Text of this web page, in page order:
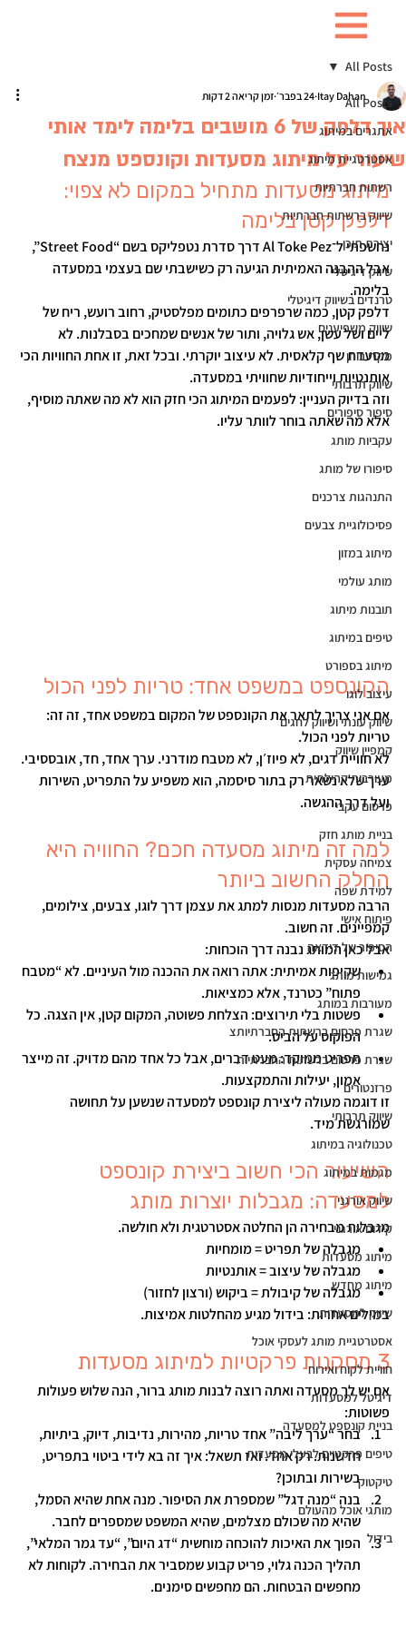
All Posts
אתגרים במיתוג
אסטרטגיית מיתוג
רשתות חברתיות
שיווק ברשתות חברתיות
יצירת תוכן
שיווק דיגיטלי
טרנדים בשיווק דיגיטלי
שיווק משפיענים
מקרי בוחן
שיווק תרבותי
סיפור סיפורים
עקביות מותג
סיפורו של מותג
התנהגות צרכנים
פסיכולוגיית צבעים
מיתוג במזון
מותג עולמי
תובנות מיתוג
טיפים במיתוג
מיתוג בספורט
עיצוב לוגו
שיווק עונתי ושיווק לחגים
קמפיין שיווק
מעורבות קהילתית
פרסום עקבי
בניית מותג חזק
צמיחה עסקית
למידת שפה
פיתוח אישי
הסיפור של דידאה
גמישות מותג
מעורבות במותג
שגרת פרסום ברשתות החברתיותצ
שגרת פרסום ברשתות החברתיות
פרזנטורים
שיווק תרבותי
טכנולוגיה במיתוג
מגמות במיתוג
שיווק אורגני
קידום אורגני
מיתוג מסעדות
מיתוג מחדש
שיווק למסעדות
אסטרטגיית מותג לעסקי אוכל
חוויית לקוח ואירוח
דיגיטל למסעדות
בניית קונספט למסעדה
טיפים פרקטיים לבעלי מסעדות
טיקטוק
מותגי אוכל מהעולם
בידול
All Posts
איך דלפק של 6 מושבים בלימה לימד אותי
שיעור על מיתוג מסעדות וקונספט מנצח
Itay Dahan 24 בפבר׳ זמן קריאה 2 דקות
מיתוג מסעדות מתחיל במקום לא צפוי:
דלפק קטן בלימה
נחשפתי ל־Al Toke Pez
דרך סדרת נטפליקס בשם “Street Food”,
אבל ההבנה האמיתית הגיעה רק כשישבתי שם בעצמי במסעדה
בלימה.
דלפק קטן, כמה שרפרפים כתומים מפלסטיק, רחוב רועש, ריח של
ליים ושל עשן, אש גלויה, ותור של אנשים שמחכים בסבלנות. לא
מסעדת שף קלאסית. לא עיצוב יוקרתי. ובכל זאת, זו אחת החוויות הכי
אותנטיות וייחודיות שחוויתי במסעדה.
וזה בדיוק העניין: לפעמים המיתוג הכי חזק הוא לא מה שאתה מוסיף,
אלא מה שאתה בוחר לוותר עליו.
הקונספט במשפט אחד: טריות לפני הכול
אם אני צריך לתאר את הקונספט של המקום במשפט אחד, זה זה:
טריות לפני הכול.
לא חוויית דגים, לא פיוז׳ן, לא מטבח מודרני. ערך אחד, חד, אובססיבי.
ערך שלא נשאר רק בתור סיסמה, הוא משפיע על התפריט, השירות
ועל דרך ההגשה.
למה זה מיתוג מסעדה חכם? החוויה היא
החלק החשוב ביותר
הרבה מסעדות מנסות למתג את עצמן דרך לוגו, צבעים, צילומים,
קמפיינים. זה חשוב.
אבל כאן המותג נבנה דרך הוכחות:
שקיפות אמיתית: אתה רואה את ההכנה מול העיניים. לא “מטבח
פתוח” כטרנד, אלא כמציאות.
פשטות בלי תירוצים: הצלחת פשוטה, המקום קטן, אין הצגה. כל
הפוקוס על הביס.
תפריט ממוקד: מעט דברים, אבל כל אחד מהם מדויק. זה מייצר
אמון, יעילות והתמקצעות.
זו דוגמה מעולה ליצירת קונספט למסעדה שנשען על תחושה
שמורגשת מיד.
השיעור הכי חשוב ביצירת קונספט
למסעדה: מגבלות יוצרות מותג
מגבלות מבחירה הן החלטה אסטרטגית ולא חולשה.
מגבלה של תפריט = מומחיות
מגבלה של עיצוב = אותנטיות
מגבלה של קיבולת = ביקוש (ורצון לחזור)
במילים אחרות: בידול מגיע מהחלטות אמיצות.
3 מסקנות פרקטיות למיתוג מסעדות
אם יש לך מסעדה ואתה רוצה לבנות מותג ברור, הנה שלוש פעולות
פשוטות:
בחר “ערך ליבה” אחד טריות, מהירות, נדיבות, דיוק, ביתיות,
חדשנות. רק אחד. ואז תשאל: איך זה בא לידי ביטוי בתפריט,
בשירות ובתוכן?
בנה “מנה דגל” שמספרת את הסיפור. מנה אחת שהיא הסמל,
שהיא מה שכולם מצלמים, שהיא המשפט שמספרים לחבר.
הפוך את האיכות להוכחה מוחשית “דג היום”, “עד גמר המלאי”,
תהליך הכנה גלוי, פריט קבוע שמסביר את הבחירה. לקוחות לא
מחפשים הבטחות. הם מחפשים סימנים.